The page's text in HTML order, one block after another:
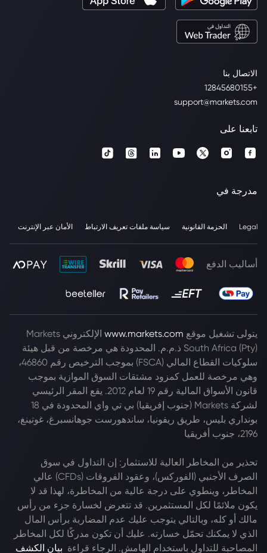
الاتصال بنا
+12845680155
support@markets.com
تابعنا على
مدرجة في
Legal الحزمة القانونية سياسة ملفات تعريف الارتباط الأمان عبر الإنترنت
أساليب الدفع
يتولى تشغيل موقع www.markets.com
الإلكتروني Markets
South Africa (Pty) ذ.م.م. المحدودة هي مرخصة من قبل هيئة
سلوكيات القطاع المالي (FSCA) بموجب الترخيص رقم 46860،
وهي مرخصة للعمل كمزود مشتقات السوق الموازية بموجب
قانون الأسواق المالية رقم 19 لعام 2012. يقع المقر الرئيسي
لشركة Markets (جنوب إفريقيا) بي تي واي المحدودة في 18
بونداري بليس، طريق ريفونيا، ساندهورست جوهانسبرغ، غوتينغ،
2196، جنوب أفريقيا
تحذير من المخاطر العالية للاستثمار: إن التداول في سوق
الصرف الأجنبي (الفوركس)، وعقود الفروقات (CFDs) عالي
المخاطر، وينطوي على درجة عالية من المخاطرة، لهذا قد لا
يكون ملائمًا لكل المستثمرين. قد تتعرض لخسارة جزء من رأس
مالك أو كله، وبالتالي يتوجب عليك عدم المضاربة برأس المال
الذي لا يمكنك تحمّل خسارته. عليك أن تكون مدركًا لكل المخاطر
المصاحبة للتداول باستخدام الهامش. الرجاء قراءة بيان الكشف